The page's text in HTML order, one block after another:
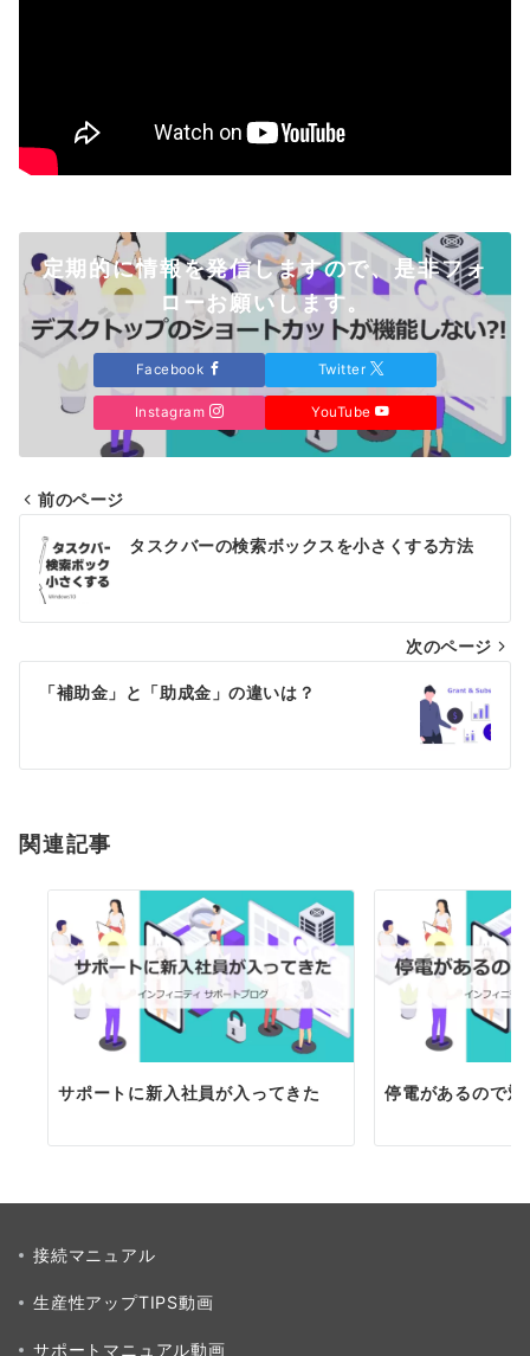
定期的に情報を発信しますので、是非フォ
ローお願いします。
Facebook Twitter
Instagram YouTube
投
稿
ナ
ビ
シ
ン
前のページ
タスクバーの検索ボックスを小さくする方法
次のページ
「補助金」と「助成金」の違いは？
関連記事
サポートに新入社員が入ってきた 停電があるので
接続マニュアル
生産性アップTIPS動画
サポートマニュアル動画